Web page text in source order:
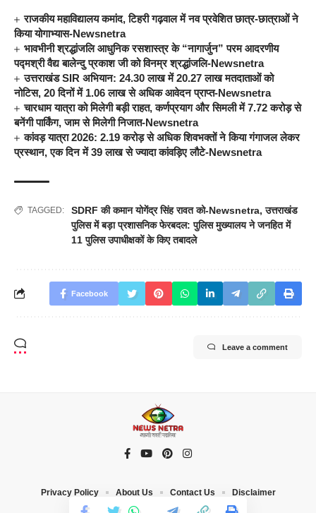
राजकीय महाविद्यालय कमांद, टिहरी गढ़वाल में नव प्रवेशित छात्र-छात्राओं ने
किया योगाभ्यास-Newsnetra
भावभीनी श्रद्धांजलि आधुनिक रसशास्त्र के “नागार्जुन” परम आदरणीय
पद्मश्री वैद्य बालेन्दु प्रकाश जी को विनम्र श्रद्धांजलि-Newsnetra
उत्तराखंड SIR अभियान: 24.30 लाख में 20.27 लाख मतदाताओं को
नोटिस, 20 दिनों में 1.06 लाख से अधिक आवेदन प्राप्त-Newsnetra
चारधाम यात्रा को मिलेगी बड़ी राहत, कर्णप्रयाग और सिमली में 7.72 करोड़ से
बनेंगी पार्किंग, जाम से मिलेगी निजात-Newsnetra
कांवड़ यात्रा 2026: 2.19 करोड़ से अधिक शिवभक्तों ने किया गंगाजल लेकर
प्रस्थान, एक दिन में 39 लाख से ज्यादा कांवड़िए लौटे-Newsnetra
TAGGED: SDRF की कमान योगेंद्र सिंह रावत को-Newsnetra,उत्तराखंड
पुलिस में बड़ा प्रशासनिक फेरबदल: पुलिस मुख्यालय ने जनहित में
11 पुलिस उपाधीक्षकों के किए तबादले
Facebook
Leave a comment
Privacy Policy About Us Contact Us Disclaimer